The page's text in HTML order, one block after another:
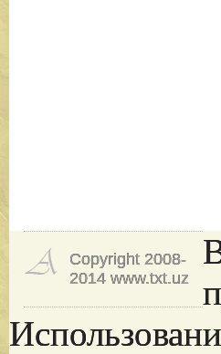
Copyright 2008-
2014 www.txt.uz